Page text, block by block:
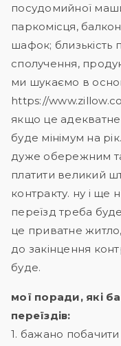
посудомийної
паркомісця,
шафок; близькість
сполучення,
ми шукаємо в
https://
якщо це
буде мінімум на
дуже обережним
платити великий
контракту. ну і
переїзд треба
це приватне
до закінцення
буде.
мої поради, які
переїздів:
1. бажано